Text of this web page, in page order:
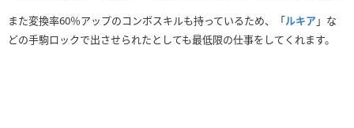
また変換率60％アップのコンボスキルも持っているため、「ルキア」な
どの手駒ロックで出させられたとしても最低限の仕事をしてくれます。